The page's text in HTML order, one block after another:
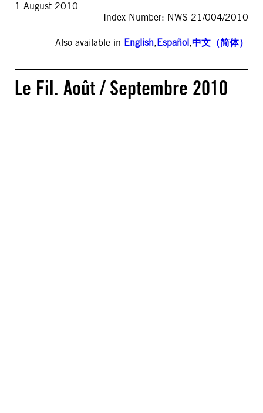
1 August 2010
Index Number: NWS 21/004/2010
Also available in English,Español,中文（简体）
Le Fil. Août / Septembre 2010